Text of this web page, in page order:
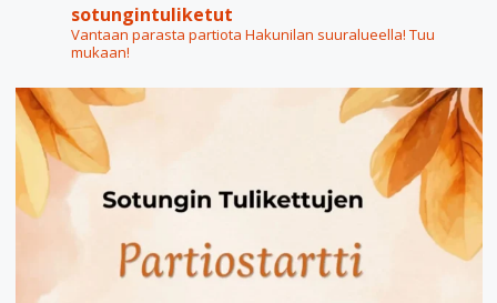
sotungintuliketut
Vantaan parasta partiota Hakunilan suuralueella! Tuu
mukaan!